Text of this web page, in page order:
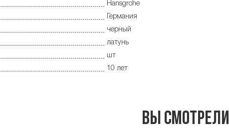
Hansgrohe
Германия
черный
латунь
шт
10 лет
Вы смотрели